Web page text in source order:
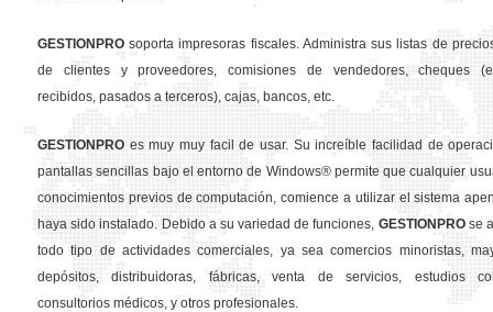
GESTION PRO soporta impresoras fiscales. Administra sus listas de
de clientes y proveedores, comisiones de vendedores, cheques
recibidos, pasados a terceros), cajas, bancos, etc.
GESTION PRO es muy muy facil de usar. Su increíble facilidad de
pantallas sencillas bajo el entorno de Windows® permite que cualquier
conocimientos previos de computación, comience a utilizar el sistema
haya sido instalado. Debido a su variedad de funciones, GESTION PROse
todo tipo de actividades comerciales, ya sea comercios minoristas,
depósitos, distribuidoras, fábricas, venta de servicios, estudios
consultorios médicos, y otros profesionales.